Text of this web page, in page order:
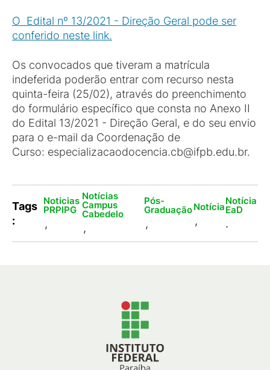
O Edital nº 13/2021 - Direção Geral pode ser
conferido neste link.
Os convocados que tiveram a matrícula
indeferida poderão entrar com recurso nesta
quinta-feira (25/02), através do preenchimento
do formulário específico que consta no Anexo II
do Edital 13/2021 - Direção Geral, e do seu envio
para o e-mail da Coordenação de
Curso: especializacaodocencia.cb@ifpb.edu.br.
Tags
:
Noticias
PRPIPG
,
Notícias
Campus
Cabedelo
,
Pós-
Graduação
,
Notícia
,
Notícia
EaD
.